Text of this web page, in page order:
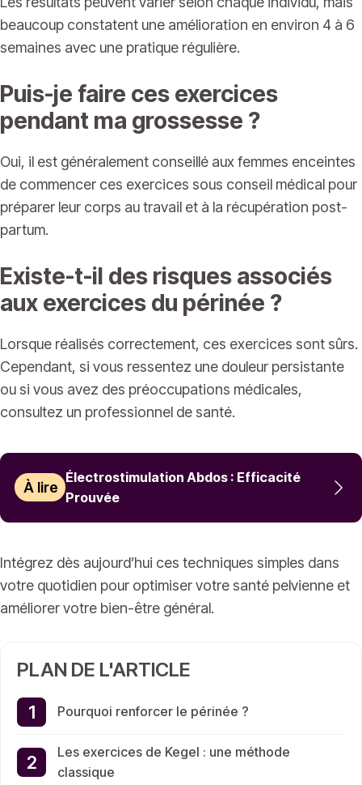
beaucoup constatent une amélioration en environ 4 à 6
semaines avec une pratique régulière.
Puis-je faire ces exercices
pendant ma grossesse ?
Oui, il est généralement conseillé aux femmes enceintes
de commencer ces exercices sous conseil médical pour
préparer leur corps au travail et à la récupération post-
partum.
Existe-t-il des risques associés
aux exercices du périnée ?
Lorsque réalisés correctement, ces exercices sont sûrs.
Cependant, si vous ressentez une douleur persistante
ou si vous avez des préoccupations médicales,
consultez un professionnel de santé.
À lire
Électrostimulation Abdos : Efficacité
Prouvée
Intégrez dès aujourd’hui ces techniques simples dans
votre quotidien pour optimiser votre santé pelvienne et
améliorer votre bien-être général.
PLAN DE L'ARTICLE
Pourquoi renforcer le périnée ?
Les exercices de Kegel : une méthode
classique